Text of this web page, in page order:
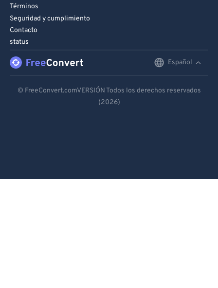
Términos
Seguridad y cumplimiento
Contacto
status
Español
Español
© FreeConvert.comVERSIÓN Todos los derechos reservados
(2026)